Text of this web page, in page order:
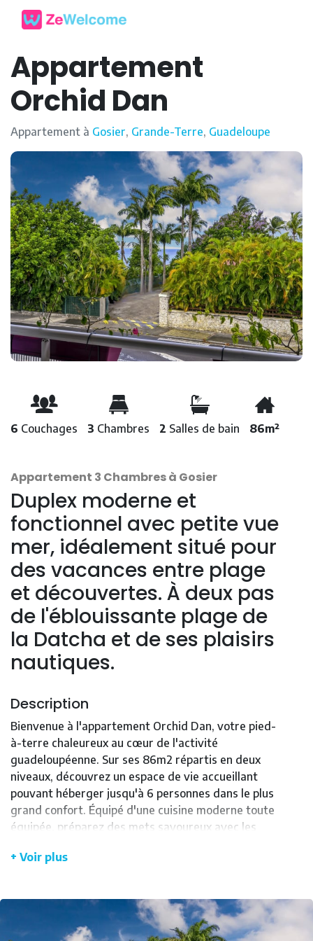
Appartement
Orchid Dan
Appartement à Gosier, Grande-Terre, Guadeloupe
6 Couchages 3 Chambres 2 Salles de bain 86m²
Appartement 3 Chambres à Gosier
Duplex moderne et
fonctionnel avec petite vue
mer, idéalement situé pour
des vacances entre plage
et découvertes. À deux pas
de l'éblouissante plage de
la Datcha et de ses plaisirs
nautiques.
Description
Bienvenue à l'appartement Orchid Dan, votre pied-
à-terre chaleureux au cœur de l'activité
guadeloupéenne. Sur ses 86m2 répartis en deux
niveaux, découvrez un espace de vie accueillant
pouvant héberger jusqu'à 6 personnes dans le plus
grand confort. Équipé d'une cuisine moderne toute
équipée, préparez des mets savoureux avec les
lits de 140 cm vous promettent des nuits
ressourçantes, tandis que les deux lits de 90 cm
+ Voir plus